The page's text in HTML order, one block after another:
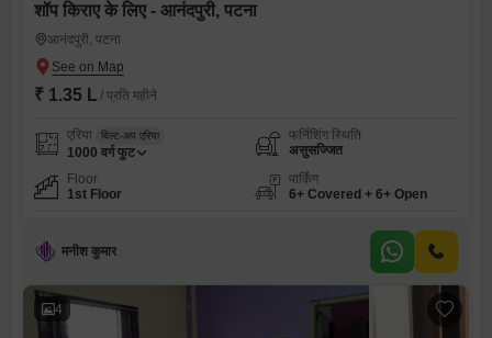
शॉप किराए के लिए - आनंदपुरी, पटना
आनंदपुरी, पटना
₹ 1.35 L / प्रति महीने
एरिया बिल्ट-अप एरिया
1000 वर्ग फुट
फर्निशिंग स्थिति
असुसज्जित
Floor
1st Floor
पार्किंग
6+ Covered + 6+ Open
मनीश कुमार
4